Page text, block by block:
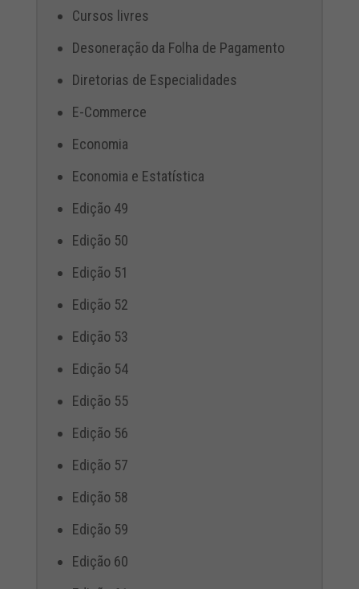
Cursos livres
Desoneração da Folha de Pagamento
Diretorias de Especialidades
E-Commerce
Economia
Economia e Estatística
Edição 49
Edição 50
Edição 51
Edição 52
Edição 53
Edição 54
Edição 55
Edição 56
Edição 57
Edição 58
Edição 59
Edição 60